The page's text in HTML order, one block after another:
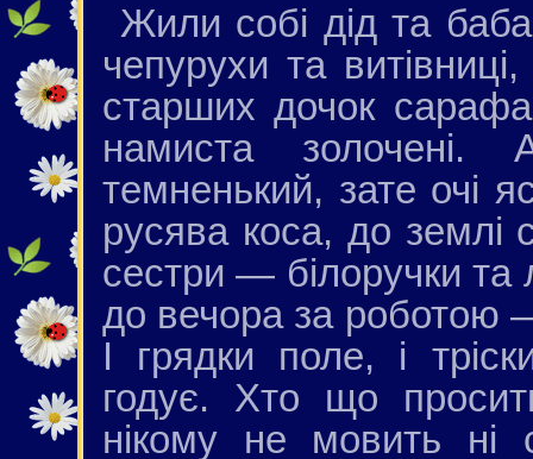
Жили собі дід та
чепурухи та
старших дочок
намиста
темненький, зате очі
русява коса, до землі
сестри — білоручки
до вечора за роботою —
І грядки поле, і
годує. Хто що
нікому не мовить ні